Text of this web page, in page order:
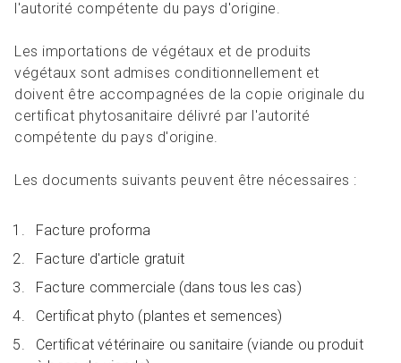
l'autorité compétente du pays d'origine.
Les importations de végétaux et de produits
végétaux sont admises conditionnellement et
doivent être accompagnées de la copie originale du
certificat phytosanitaire délivré par l'autorité
compétente du pays d'origine.
Les documents suivants peuvent être nécessaires :
Facture proforma
Facture d'article gratuit
Facture commerciale (dans tous les cas)
Certificat phyto (plantes et semences)
Certificat vétérinaire ou sanitaire (viande ou produit